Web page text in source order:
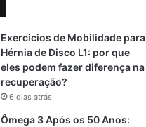
Exercícios de Mobilidade para
Hérnia de Disco L1: por que
eles podem fazer diferença na
recuperação?
6 dias atrás
Ômega 3 Após os 50 Anos: